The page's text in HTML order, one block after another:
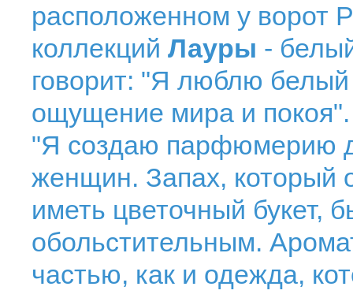
расположенном у ворот
коллекций Лауры -
говорит: "Я люблю белый
ощущение мира и
"Я создаю парфюмерию
женщин. Запах, который
иметь цветочный букет,
обольстительным.
частью, как и одежда,